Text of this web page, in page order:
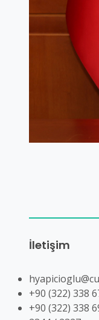
İletişim
+90 (322) 338
+90 (322) 338